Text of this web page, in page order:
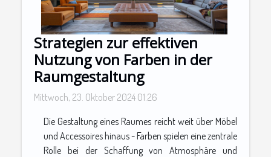
Strategien zur effektiven
Nutzung von Farben in der
Raumgestaltung
Mittwoch, 23. Oktober 2024 01:26
Die Gestaltung eines Raumes reicht weit über Möbel
und Accessoires hinaus - Farben spielen eine zentrale
Rolle bei der Schaffung von Atmosphäre und